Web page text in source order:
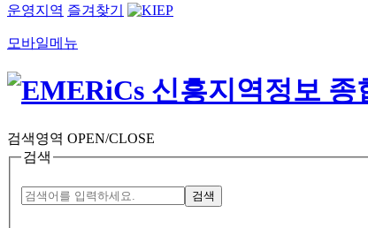
운영지역 즐겨찾기
모바일메뉴
검색영역 OPEN/CLOSE
검색
검색